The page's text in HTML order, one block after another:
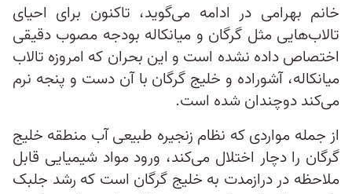
خانم بهرامی در ادامه می‌گوید، تاکنون برای احیای
تالاب‌هایی مثل گرگان و میانکاله بودجه مصوب دقیقی
اختصاص داده نشده است و این بحران که امروزه تالاب
میانکاله، آشوراده و خلیج گرگان با آن دست و پنجه نرم
می‌کند دوچندان شده است.
از جمله مواردی که نظام زنجیره طبیعی آب منطقه خلیج
گرگان را دچار اختلال می‌کند، ورود مواد شیمیایی قابل
ملاحظه در درازمدت به خلیج گرگان است که رشد جلبک